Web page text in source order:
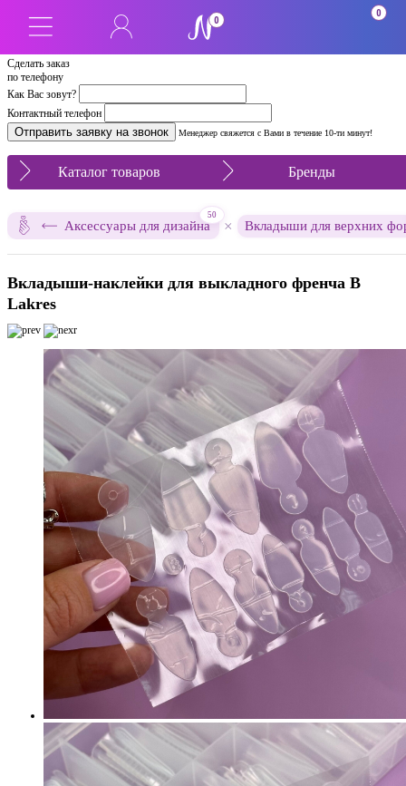
Сделать заказ
по телефону
Как Вас зовут?
Контактный телефон
Менеджер свяжется с Вами в течение 10-ти минут!
0
0
Каталог товаров Бренды
Аксессуары для дизайна
50
× Вкладыши для верхних
Вкладыши-наклейки для выкладного френча B
Lakres